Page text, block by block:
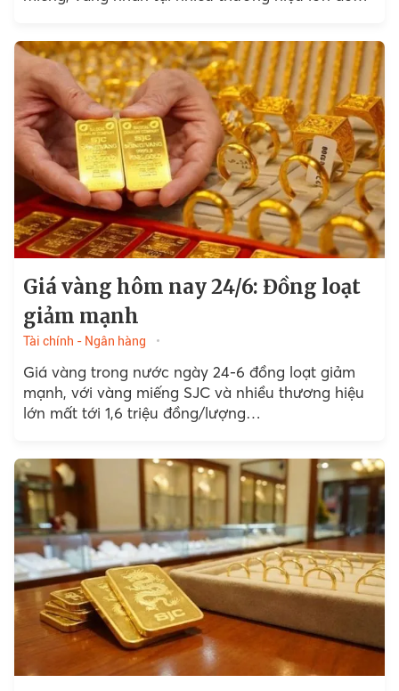
Giá vàng hôm nay 24/6: Đồng loạt
giảm mạnh
Tài chính - Ngân hàng
Giá vàng trong nước ngày 24-6 đồng loạt giảm
mạnh, với vàng miếng SJC và nhiều thương hiệu
lớn mất tới 1,6 triệu đồng/lượng…